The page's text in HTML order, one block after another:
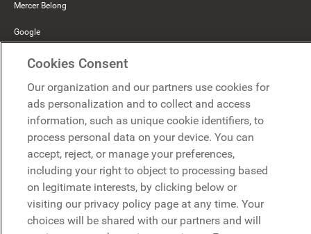
Mercer Belong
Google
Microsoft
Demo anfragen
Demo anfragen
Kontakt
Kontakt
Cookies Consent
Our organization and our partners use cookies for
ads personalization and to collect and access
information, such as unique cookie identifiers, to
process personal data on your device. You can
accept, reject, or manage your preferences,
including your right to object to processing based
on legitimate interests, by clicking below or
visiting our privacy policy page at any time. Your
choices will be shared with our partners and will